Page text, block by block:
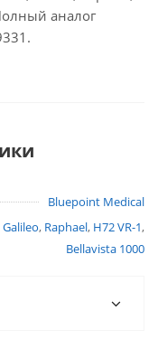
аналог
Bluepoint Medical
Galileo, Raphael, H72 VR-1,
Bellavista 1000